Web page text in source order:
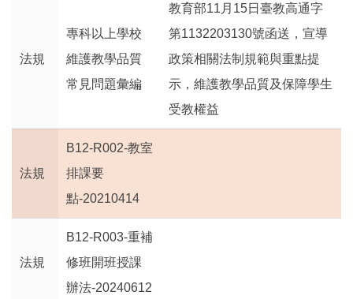
法規
專科以上學校
維護教學品質
常見問題彙編
教育部11月15日臺教高通字
第1132203130號函送，宣導
政策相關法制規範與重點提
示，維護教學品質及保障學生
受教權益
法規
B12-R002-教室
排課要
點-20210414
法規
B12-R003-重補
修班開班授課
辦法-20240612